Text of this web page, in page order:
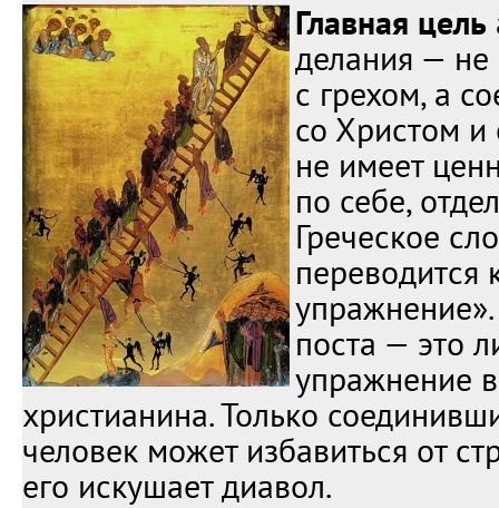
Главная цель
делания — не
с грехом, а
со Христом и
не имеет
по себе,
Греческое
переводится
поста — это
упражнение
христианина. Только
человек может избавиться от
его искушает диавол.